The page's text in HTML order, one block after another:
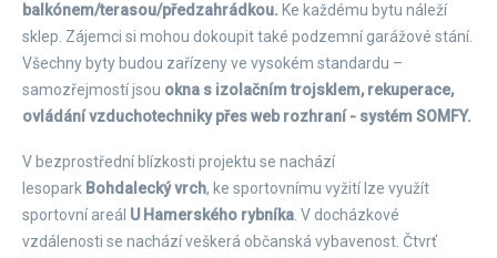
balkónem/terasou/předzahrádkou. Ke každému bytu náleží
sklep. Zájemci si mohou dokoupit také podzemní garážové stání.
Všechny byty budou zařízeny ve vysokém standardu –
samozřejmostí jsou okna s izolačním trojsklem, rekuperace,
ovládání vzduchotechniky přes web rozhraní - systém SOMFY.
V bezprostřední blízkosti projektu se nachází
lesopark Bohdalecký vrch, ke sportovnímu vyžití lze využít
sportovní areál U Hamerského rybníka . V docházkové
vzdálenosti se nachází veškerá občanská vybavenost. Čtvrť